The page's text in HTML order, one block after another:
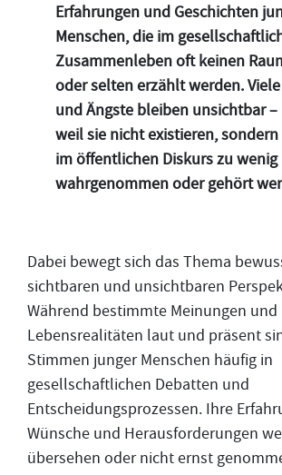
Erfahrungen und Geschichten
Menschen, die im
Zusammenleben oft keinen
oder selten erzählt werden.
und Ängste bleiben unsichtbar
weil sie nicht existieren,
im öffentlichen Diskurs zu wenig
wahrgenommen oder gehört
Dabei bewegt sich das Thema
sichtbaren und unsichtbaren
Während bestimmte Meinungen und
Lebensrealitäten laut und präsent
Stimmen junger Menschen häufig in
gesellschaftlichen Debatten und
Entscheidungsprozessen. Ihre
Wünsche und Herausforderungen
übersehen oder nicht ernst